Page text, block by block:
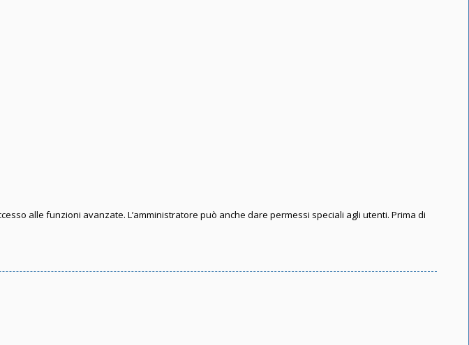
alle funzioni avanzate. L’amministratore può anche dare permessi speciali agli utenti. Prima di